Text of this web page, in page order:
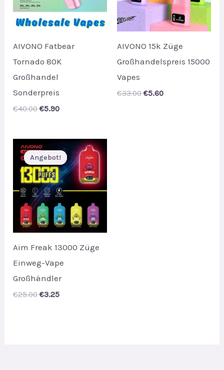
AIVONO Fatbear
Tornado 80K
Großhandel
Sonderpreis
€40.00 Original
€40.00.
€5.90Current
€5.90.
AIVONO 15k Züge
Großhandelspreis 15000
Vapes
€33.00 Original
€5.60Current
Angebot!
Angebot!
Aim Freak 13000 Züge
Einweg-Vape
Großhändler
€25.00 Original
€3.25Current